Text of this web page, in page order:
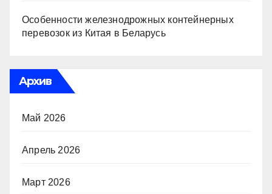
Особенности железнодрожных контейнерных
перевозок из Китая в Беларусь
Архив
Май 2026
Апрель 2026
Март 2026